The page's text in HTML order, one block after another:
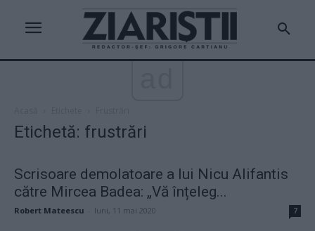
Etichetă: frustrări
Scrisoare demolatoare a lui Nicu Alifantis
către Mircea Badea: „Vă înțeleg...
Robert Mateescu luni, 11 mai 2020 7